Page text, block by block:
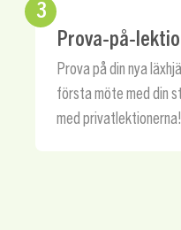
3
Prova-på-
Prova på din nya
första möte med din
med privatlektionerna!